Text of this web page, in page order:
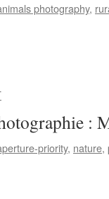
photography,
:
priority, nature,